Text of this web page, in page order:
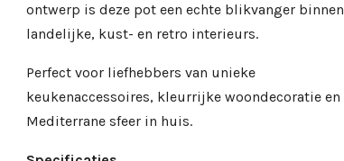
ontwerp is deze pot een echte blikvanger binnen
landelijke, kust- en retro interieurs.
Perfect voor liefhebbers van unieke
keukenaccessoires, kleurrijke woondecoratie en
Mediterrane sfeer in huis.